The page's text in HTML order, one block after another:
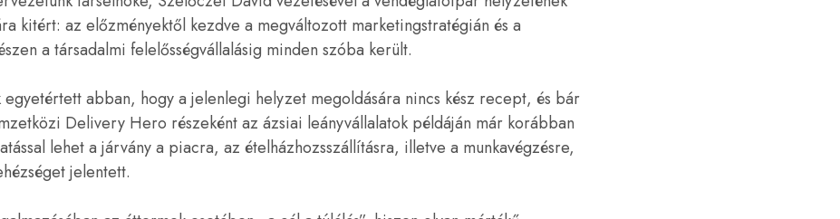
kitért: az előzményektől kezdve a megváltozott marketingstratégián és a
a társadalmi felelősségvállalásig minden szóba került.
abban, hogy a jelenlegi helyzet megoldására nincs kész recept, és bár
Delivery Hero részeként az ázsiai leányvállalatok példáján már korábban
lehet a járvány a piacra, az ételházhozsszállításra, illetve a munkavégzésre,
jelentett.